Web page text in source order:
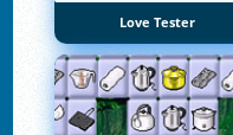
Love Tester